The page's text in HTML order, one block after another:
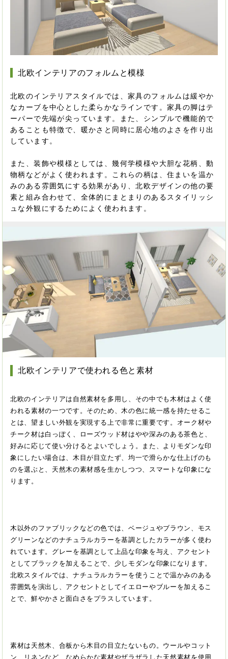
北欧インテリアのフォルムと模様
北欧のインテリアスタイルでは、家具のフォルムは緩やか
なカーブを中心とした柔らかなラインです。家具の脚はテ
ーパーで先端が尖っています。また、シンプルで機能的で
あることも特徴で、暖かさと同時に居心地のよさを作り出
しています。
また、装飾や模様としては、幾何学模様や大胆な花柄、動
物柄などがよく使われます。これらの柄は、住まいを温か
みのある雰囲気にする効果があり、北欧デザインの他の要
素と組み合わせて、全体的にまとまりのあるスタイリッシ
ュな外観にするためによく使われます。
北欧インテリアで使われる色と素材
北欧のインテリアは自然素材を多用し、その中でも木材はよく使
われる素材の一つです。そのため、木の色に統一感を持たせるこ
とは、望ましい外観を実現する上で非常に重要です。オーク材や
チーク材は白っぽく、ローズウッド材はやや深みのある茶色と、
好みに応じて使い分けるとよいでしょう。また、よりモダンな印
象にしたい場合は、木目が目立たず、均一で滑らかな仕上げのも
のを選ぶと、天然木の素材感を生かしつつ、スマートな印象にな
ります。
木以外のファブリックなどの色では、ベージュやブラウン、モス
グリーンなどのナチュラルカラーを基調としたカラーが多く使わ
れています。グレーを基調として上品な印象を与え、アクセント
としてブラックを加えることで、少しモダンな印象になります。
北欧スタイルでは、ナチュラルカラーを使うことで温かみのある
雰囲気を演出し、アクセントとしてイエローやブルーを加えるこ
とで、鮮やかさと面白さをプラスしています。
素材は天然木、合板から木目の目立たないもの。ウールやコット
ン、リネンなど、なめらかな素材やザラザラした天然素材を使用